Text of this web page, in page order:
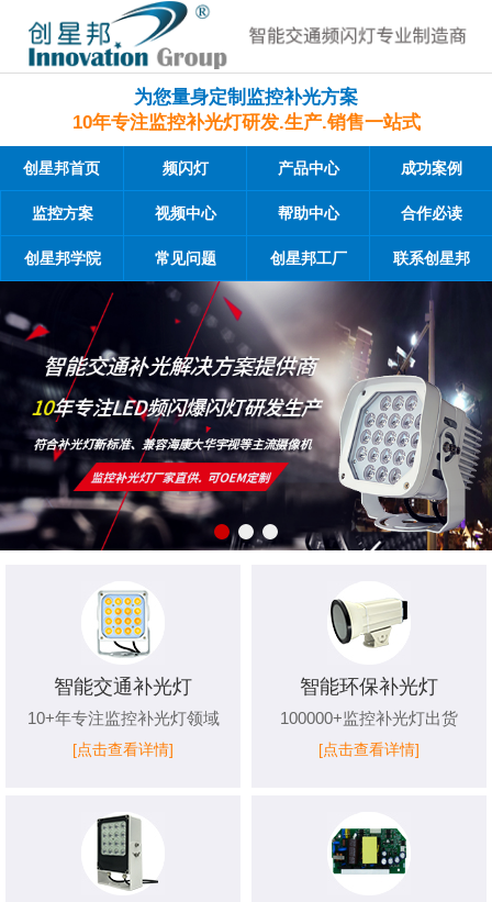
为您量身定制监控补光方案
10年专注监控补光灯研发.生产.销售一站式
创星邦首页 频闪灯 产品中心 成功案例
监控方案 视频中心 帮助中心 合作必读
创星邦学院 常见问题 创星邦工厂 联系创星邦
智能交通补光灯
10+年专注监控补光灯领域
[点击查看详情]
智能环保补光灯
100000+监控补光灯出货
[点击查看详情]